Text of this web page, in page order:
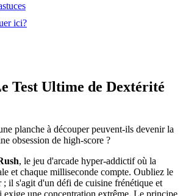
ici?
Test Ultime de Dextérité
planche à découper peuvent-ils devenir la
obsession de high-score ?
, le jeu d'arcade hyper-addictif où la
et chaque milliseconde compte. Oubliez le
; il s'agit d'un défi de cuisine frénétique et
exige une concentration extrême. Le principe